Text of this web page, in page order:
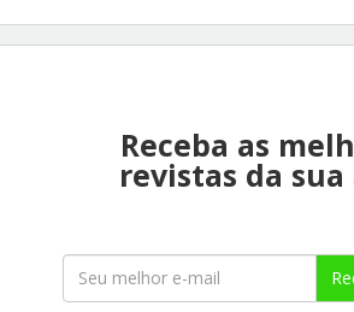
Receba as
revistas da sua